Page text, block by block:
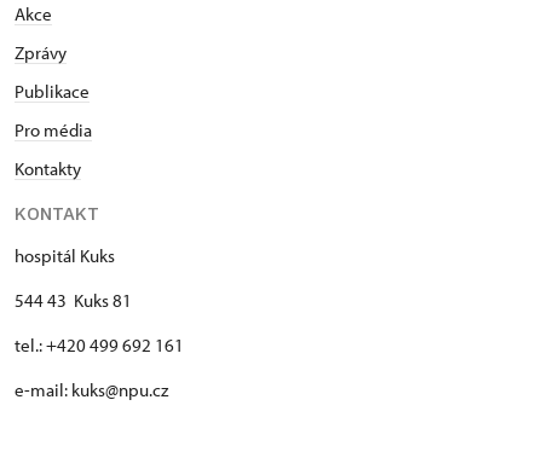
Akce
Zprávy
Publikace
Pro média
Kontakty
KONTAKT
hospitál Kuks
544 43 Kuks 81
tel.: +420 499 692 161
e-mail: kuks@npu.cz